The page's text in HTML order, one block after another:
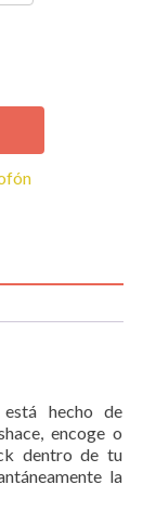
hecho de
encoge o
dentro de tu
la